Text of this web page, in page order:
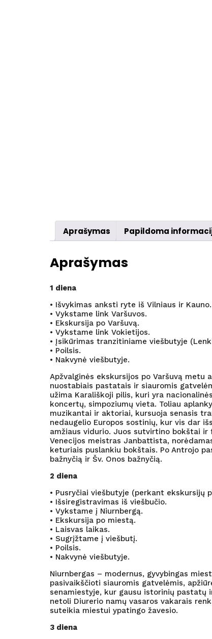
Aprašymas Papildoma
Aprašymas
1 diena
• Išvykimas anksti ryte iš Vilniaus ir Kauno.
• Vykstame link Varšuvos.
• Ekskursija po Varšuvą.
• Vykstame link Vokietijos.
• Įsikūrimas tranzitiniame viešbutyje
• Poilsis.
• Nakvynė viešbutyje.
Apžvalginės ekskursijos po Varšuvą metu
nuostabiais pastatais ir siauromis
užima Karališkoji pilis, kuri yra
koncertų, simpoziumų vieta. Toliau
muzikantai ir aktoriai, kursuoja senasis
nedaugelio Europos sostinių, kur vis dar
amžiaus vidurio. Juos sutvirtino bokštai
Venecijos meistras Janbattista,
keturiais puslankiu bokštais. Po Antrojo
bažnyčią ir Šv. Onos bažnyčią.
2 diena
• Pusryčiai viešbutyje (perkant ekskursijų
• Išsiregistravimas iš viešbučio.
• Vykstame į Niurnbergą.
• Ekskursija po miestą.
• Laisvas laikas.
• Sugrįžtame į viešbutį.
• Poilsis.
• Nakvynė viešbutyje.
Niurnbergas – modernus, gyvybingas
pasivaikščioti siauromis gatvelėmis,
senamiestyje, kur gausu istorinių pastatų
netoli Diurerio namų vasaros vakarais
suteikia miestui ypatingo žavesio.
3 diena